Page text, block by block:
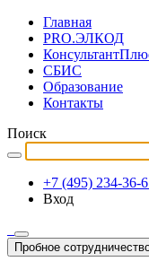
Главная
PRO.ЭЛКОД
СБИС
Образование
Контакты
Поиск
+7 (495) 234-36-
Вход
Пробное